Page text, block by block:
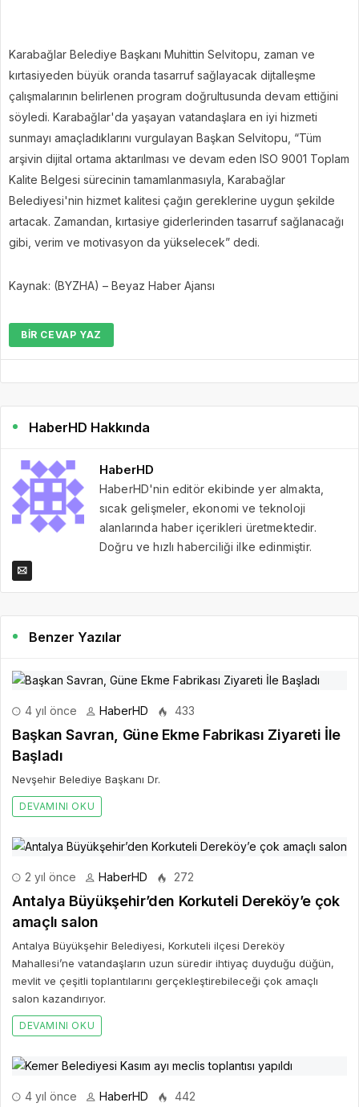
Karabağlar Belediye Başkanı Muhittin Selvitopu, zaman ve
kırtasiyeden büyük oranda tasarruf sağlayacak dijtalleşme
çalışmalarının belirlenen program doğrultusunda devam ettiğini
söyledi. Karabağlar'da yaşayan vatandaşlara en iyi hizmeti
sunmayı amaçladıklarını vurgulayan Başkan Selvitopu, “Tüm
arşivin dijital ortama aktarılması ve devam eden ISO 9001 Toplam
Kalite Belgesi sürecinin tamamlanmasıyla, Karabağlar
Belediyesi'nin hizmet kalitesi çağın gereklerine uygun şekilde
artacak. Zamandan, kırtasiye giderlerinden tasarruf sağlanacağı
gibi, verim ve motivasyon da yükselecek” dedi.
Kaynak: (BYZHA) – Beyaz Haber Ajansı
BIR CEVAP YAZ
HaberHD Hakkında
HaberHD
HaberHD'nin editör ekibinde yer almakta,
sıcak gelişmeler, ekonomi ve teknoloji
alanlarında haber içerikleri üretmektedir.
Doğru ve hızlı haberciliği ilke edinmiştir.
Benzer Yazılar
4 yıl önce HaberHD 433
Başkan Savran, Güne Ekme Fabrikası Ziyareti İle
Başladı
Nevşehir Belediye Başkanı Dr.
DEVAMINI OKU
2 yıl önce HaberHD 272
Antalya Büyükşehir’den Korkuteli Dereköy’e çok
amaçlı salon
Antalya Büyükşehir Belediyesi, Korkuteli ilçesi Dereköy
Mahallesi’ne vatandaşların uzun süredir ihtiyaç duyduğu düğün,
mevlit ve çeşitli toplantılarını gerçekleştirebileceği çok amaçlı
salon kazandırıyor.
DEVAMINI OKU
4 yıl önce HaberHD 442